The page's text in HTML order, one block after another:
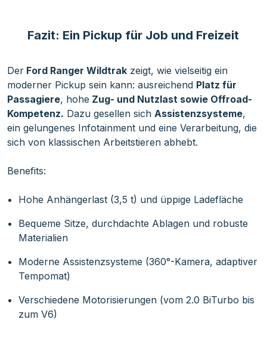
Fazit: Ein Pickup für Job und Freizeit
Der Ford Ranger Wildtrak zeigt, wie vielseitig ein
moderner Pickup sein kann: ausreichend Platz für
Passagiere, hohe Zug- und Nutzlast sowie Offroad-
Kompetenz. Dazu gesellen sich Assistenzsysteme,
ein gelungenes Infotainment und eine Verarbeitung, die
sich von klassischen Arbeitstieren abhebt.
Benefits:
Hohe Anhängerlast (3,5 t) und üppige Ladefläche
Bequeme Sitze, durchdachte Ablagen und robuste
Materialien
Moderne Assistenzsysteme (360°-Kamera, adaptiver
Tempomat)
Verschiedene Motorisierungen (vom 2.0 BiTurbo bis
zum V6)